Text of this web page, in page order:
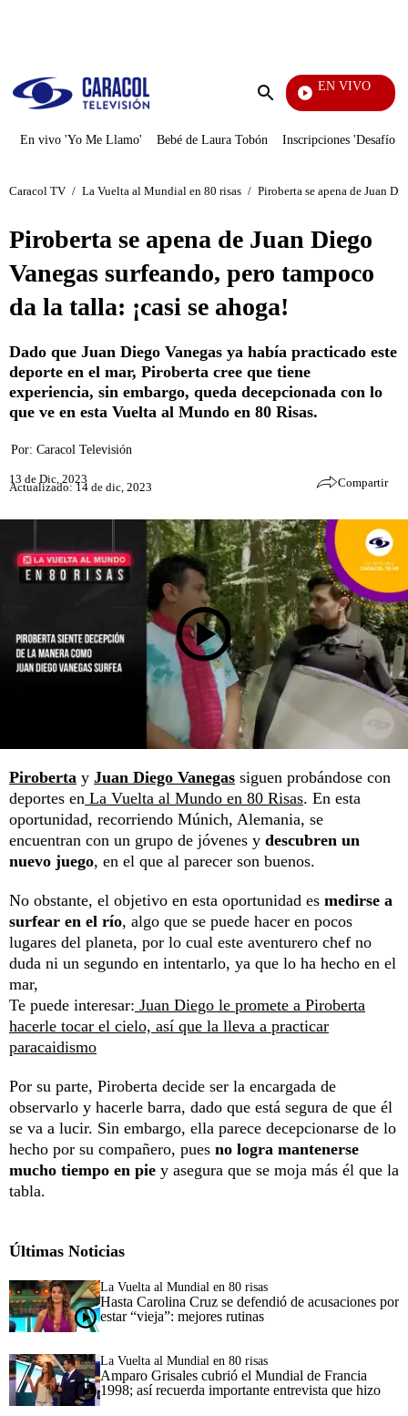
Enviar
EN VIVO
Se Dice De Mí
En vivo 'Yo Me Llamo' Bebé de Laura Tobón Inscripciones 'Desafío'
Caracol TV / La Vuelta al Mundial en 80 risas / Piroberta se apena de Juan
Piroberta se apena de Juan Diego
Vanegas surfeando, pero tampoco
da la talla: ¡casi se ahoga!
Dado que Juan Diego Vanegas ya había practicado este
deporte en el mar, Piroberta cree que tiene
experiencia, sin embargo, queda decepcionada con lo
que ve en esta Vuelta al Mundo en 80 Risas.
Por: Caracol Televisión
13 de Dic, 2023
Actualizado: 14 de dic, 2023 Compartir
Piroberta y Juan Diego Vanegas siguen probándose con
deportes en La Vuelta al Mundo en 80 Risas. En esta
oportunidad, recorriendo Múnich, Alemania, se
encuentran con un grupo de jóvenes y descubren un
nuevo juego, en el que al parecer son buenos.
No obstante, el objetivo en esta oportunidad es medirse a
surfear en el río, algo que se puede hacer en pocos
lugares del planeta, por lo cual este aventurero chef no
duda ni un segundo en intentarlo, ya que lo ha hecho en el
mar,
Te puede interesar: Juan Diego le promete a Piroberta
hacerle tocar el cielo, así que la lleva a practicar
paracaidismo
Por su parte, Piroberta decide ser la encargada de
observarlo y hacerle barra, dado que está segura de que él
se va a lucir. Sin embargo, ella parece decepcionarse de lo
hecho por su compañero, pues no logra mantenerse
mucho tiempo en pie y asegura que se moja más él que la
tabla.
Últimas Noticias
La Vuelta al Mundial en 80 risas
Hasta Carolina Cruz se defendió de acusaciones por
estar “vieja”: mejores rutinas
La Vuelta al Mundial en 80 risas
Amparo Grisales cubrió el Mundial de Francia
1998; así recuerda importante entrevista que hizo